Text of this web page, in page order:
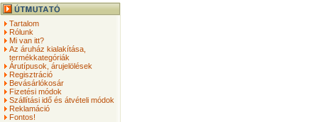
Tartalom
Rólunk
Mi van itt?
Az áruház kialakítása,
termékkategóriák
Árutípusok, árujelölések
Regisztráció
Bevásárlókosár
Fizetési módok
Szállítási idő és átvételi módok
Reklamáció
Fontos!